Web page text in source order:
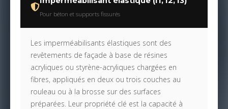
Pour béton et supports fissurés
Les imperméabilisants élastiques sont des
revêtements de façade à base de résines
acryliques ou styrène-acryliques chargées en
fibres, appliqués en deux ou trois couches au
rouleau ou à la brosse sur des surfaces
préparées. Leur propriété clé est la capacité à